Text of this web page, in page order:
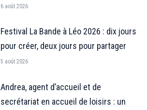
6 août 2026
Festival La Bande à Léo 2026 : dix jours
pour créer, deux jours pour partager
5 août 2026
Andrea, agent d’accueil et de
secrétariat en accueil de loisirs : un